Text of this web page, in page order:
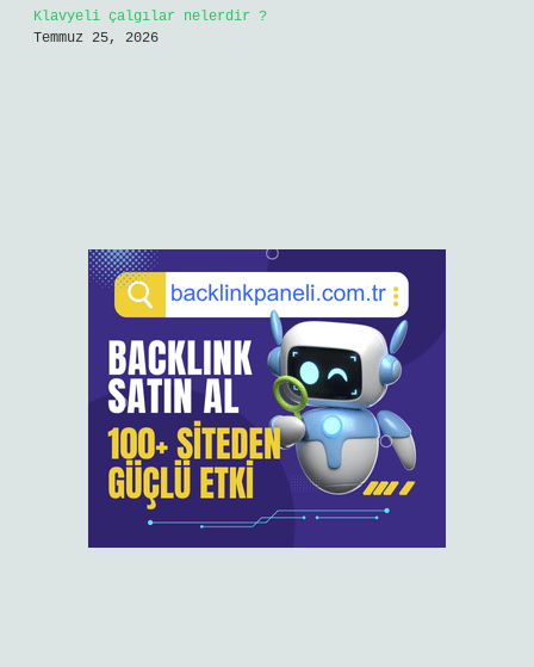
Klavyeli çalgılar nelerdir ?
Temmuz 25, 2026